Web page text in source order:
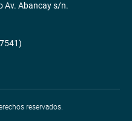
Av. Abancay s/n.
reservados.